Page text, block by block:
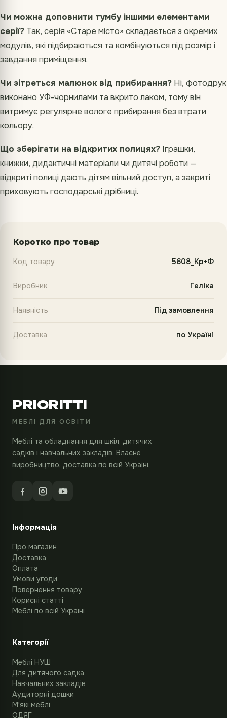
Чи можна доповнити тумбу іншими елементами
серії? Так, серія «Старе місто» складається з окремих
модулів, які підбираються та комбінуються під розмір і
завдання приміщення.
Чи зітреться малюнок від прибирання? Ні, фотодрук
виконано УФ-чорнилами та вкрито лаком, тому він
витримує регулярне вологе прибирання без втрати
кольору.
Що зберігати на відкритих полицях? Іграшки,
книжки, дидактичні матеріали чи дитячі роботи —
відкриті полиці дають дітям вільний доступ, а закриті
приховують господарські дрібниці.
Коротко про товар
Код товару 5608_Кр+Ф
Виробник Геліка
Наявність Під замовлення
Доставка по Україні
PRIORITTI
МЕБЛІ ДЛЯ ОСВІТИ
Меблі та обладнання для шкіл, дитячих
садків і навчальних закладів. Власне
виробництво, доставка по всій Україні.
Інформація
Про магазин
Доставка
Оплата
Умови угоди
Повернення товару
Корисні статті
Меблі по всій Україні
Категорії
Меблі НУШ
Для дитячого садка
Навчальних закладів
Аудиторні дошки
М'які меблі
ОДЯГ